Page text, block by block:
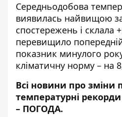
Середньодобова
виявилась найвищою
спостережень і склала
перевищило
показник минулого
кліматичну норму – на
Всі новини про зміни
температурні
– ПОГОДА.